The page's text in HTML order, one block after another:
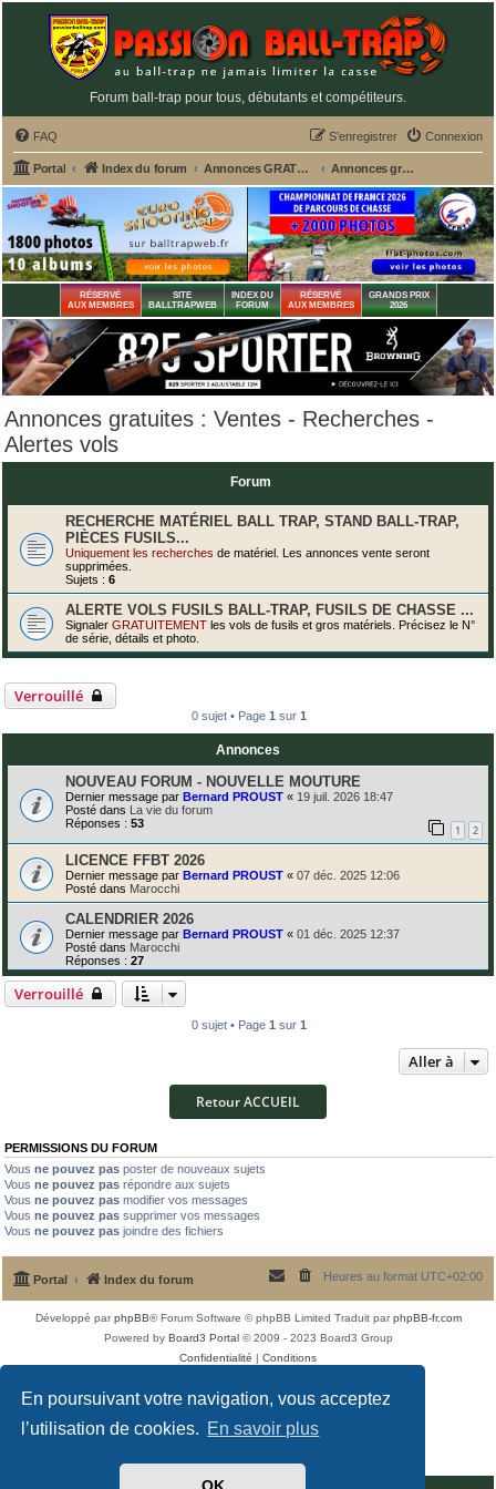
En poursuivant votre navigation, vous acceptez
l’utilisation de cookies. En savoir plus
Forum ball-trap pour tous, débutants et compétiteurs.
FAQ Connexion
S’enregistrer
Portal Index du forum Annonces GRATUITES PASSION BALL-TRAP Annonces gratuites : Ventes - Recherches - Alertes vols
RÉSERVÉ
AUX MEMBRES
SITE
BALLTRAPWEB
INDEX DU
FORUM
RÉSERVÉ
AUX MEMBRES
GRANDS PRIX
2026
Annonces gratuites : Ventes - Recherches -
Alertes vols
Forum
RECHERCHE MATÉRIEL BALL TRAP, STAND BALL-TRAP,
PIÈCES FUSILS...
Uniquement les recherches de matériel. Les annonces vente seront
supprimées
Sujets : 6
ALERTE VOLS FUSILS BALL-TRAP, FUSILS DE CHASSE ...
Signaler GRATUITEMENT les vols de fusils et gros matériels. Précisez le N°
de série, détails et photo.
Verrouillé
0 sujet • Page 1 sur 1
Annonces
NOUVEAU FORUM - NOUVELLE MOUTURE
Dernier message par Bernard PROUST « 19 juil. 2026 18:47
Posté dans La vie du forum
Réponses : 53 1 2
LICENCE FFBT 2026
Dernier message par Bernard PROUST « 07 déc. 2025 12:06
Posté dans Marocchi
CALENDRIER 2026
Dernier message par Bernard PROUST « 01 déc. 2025 12:37
Posté dans Marocchi
Réponses : 27
Verrouillé
0 sujet • Page 1 sur 1
Aller à
Retour ACCUEIL
PERMISSIONS DU FORUM
Vous ne pouvez pas poster de nouveaux sujets
Vous ne pouvez pas répondre aux sujets
Vous ne pouvez pas modifier vos messages
Vous ne pouvez pas supprimer vos messages
Vous ne pouvez pas joindre des fichiers
Portal Index du forum Heures au format UTC+02:00
Développé parphpBB® Forum Software © phpBB Limited Traduit parphpBB-fr.com
Powered by Board3 Portal© 2009 - 2023 Board3 Group
Confidentialité | Conditions